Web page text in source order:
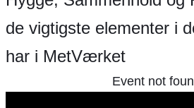
de vigtigste elementer i
har i MetVærket
Event not